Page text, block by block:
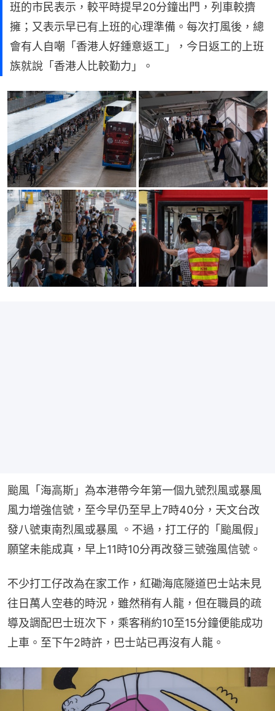
班的市民表示，較平時提早20分鐘出門，列車較擠
擁；又表示早已有上班的心理準備。每次打風後，總
會有人自嘲「香港人好鍾意返工」，今日返工的上班
族就說「香港人比較勤力」。
颱風「海高斯」為本港帶今年第一個九號烈風或暴風
風力增強信號，至今早仍至早上7時40分，天文台改
發八號東南烈風或暴風 。不過，打工仔的「颱風假」
願望未能成真，早上11時10分再改發三號強風信號。
不少打工仔改為在家工作，紅磡海底隧道巴士站未見
往日萬人空巷的時況，雖然稍有人龍，但在職員的疏
導及調配巴士班次下，乘客稍約10至15分鐘便能成功
上車。至下午2時許，巴士站已再沒有人龍。